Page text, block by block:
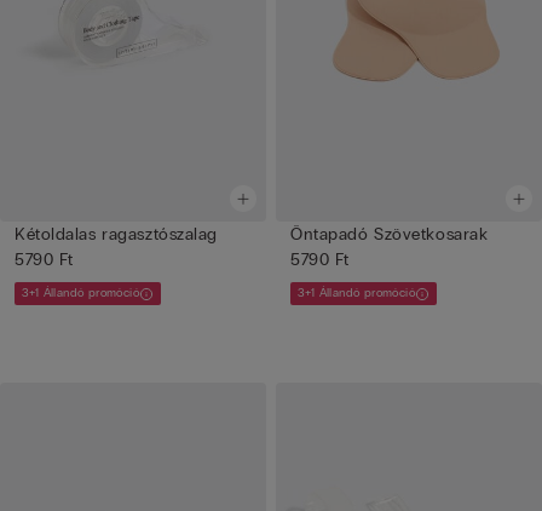
Kétoldalas ragasztószalag
5790 Ft
3+1 Állandó promóció
Öntapadó Szövetkosarak
5790 Ft
3+1 Állandó promóció